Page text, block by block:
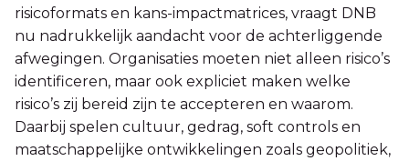
risicoformats en kans-impactmatrices, vraagt DNB
nu nadrukkelijk aandacht voor de achterliggende
afwegingen. Organisaties moeten niet alleen risico’s
identificeren, maar ook expliciet maken welke
risico’s zij bereid zijn te accepteren en waarom.
Daarbij spelen cultuur, gedrag, soft controls en
maatschappelijke ontwikkelingen zoals geopolitiek,